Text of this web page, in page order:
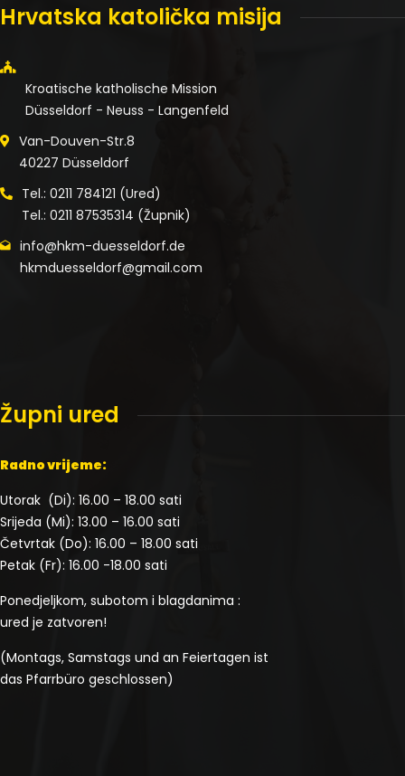
Hrvatska katolička misija
Kroatische katholische Mission
Düsseldorf - Neuss - Langenfeld
Van-Douven-Str.8
40227 Düsseldorf
Tel.: 0211 784121 (Ured)
Tel.: 0211 87535314 (Župnik)
info@hkm-duesseldorf.de
hkmduesseldorf@gmail.com
Župni ured
Radno vrijeme:
Utorak (Di): 16.00 – 18.00 sati
Srijeda (Mi): 13.00 – 16.00 sati
Četvrtak (Do): 16.00 – 18.00 sati
Petak (Fr): 16.00 -18.00 sati
Ponedjeljkom, subotom i blagdanima :
ured je zatvoren!
(Montags, Samstags und an Feiertagen ist
das Pfarrbüro geschlossen)